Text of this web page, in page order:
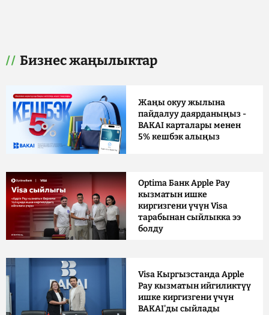
Бизнес жаңылыктар
Жаңы окуу жылына
пайдалуу даярданыңыз -
BAKAI карталары менен
5% кешбэк алыңыз
Optima Банк Apple Pay
кызматын ишке
киргизгени үчүн Visa
тарабынан сыйлыкка ээ
болду
Visa Кыргызстанда Apple
Pay кызматын ийгиликтүү
ишке киргизгени үчүн
BAKAI'ды сыйлады